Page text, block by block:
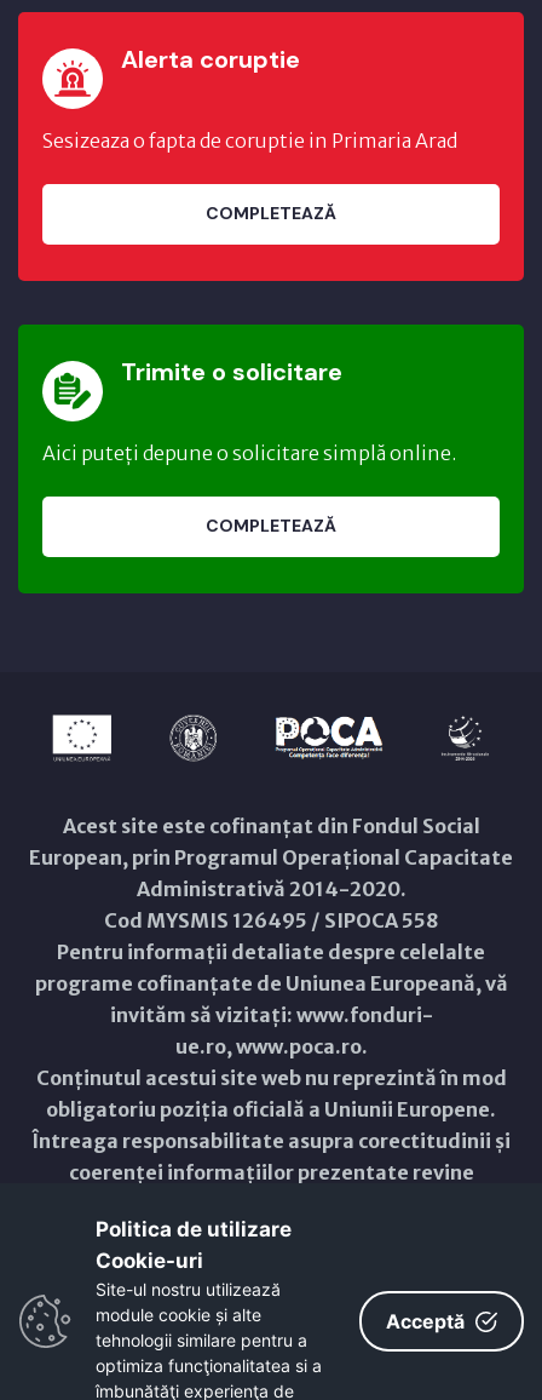
Alerta coruptie
Sesizeaza o fapta de coruptie in Primaria Arad
COMPLETEAZĂ
Trimite o solicitare
Aici puteți depune o solicitare simplă online.
COMPLETEAZĂ
Acest site este cofinanțat din Fondul Social
European, prin Programul Operațional Capacitate
Administrativă 2014-2020.
Cod MYSMIS 126495 / SIPOCA 558
Pentru informații detaliate despre celelalte
programe cofinanțate de Uniunea Europeană, vă
invităm să vizitați: www.fonduri-
ue.ro,www.poca.ro.
Conținutul acestui site web nu reprezintă în mod
obligatoriu poziția oficială a Uniunii Europene.
Întreaga responsabilitate asupra corectitudinii și
coerenței informațiilor prezentate revine
Copyright © 2021 - 2026 -
ResponsiveVoice
Non-Commercial License
Politica de utilizare
Cookie-uri‎
Site-ul nostru utilizează
module cookie și alte
tehnologii similare pentru a
optimiza funcţionalitatea si a
îmbunătăţi experienţa de
Acceptă